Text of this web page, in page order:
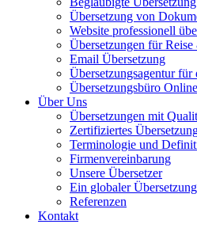
Übersetzung von
Website professionell
Übersetzungen für
Email Übersetzung
Übersetzungsagentur für
Übersetzungsbüro
Über Uns
Übersetzungen mit
Zertifiziertes
Terminologie und
Firmenvereinbarung
Unsere Übersetzer
Ein globaler
Referenzen
Kontakt